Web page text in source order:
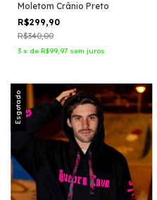
Moletom Crânio Preto
R$299,90
R$340,00
3 x de R$99,97 sem juros
Esgotado